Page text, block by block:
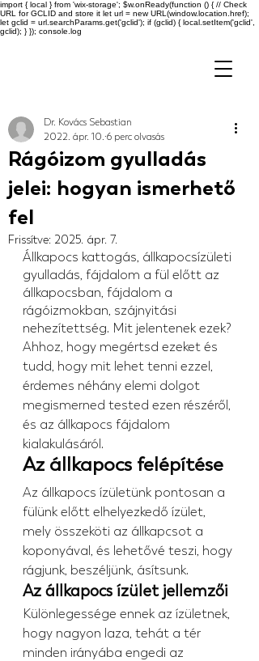
import { local } from 'wix-storage'; $w.onReady(function () { // Check
URL for GCLID and store it let url = new URL(window.location.href);
let gclid = url.searchParams.get('gclid'); if (gclid) { local.setItem('gclid',
gclid); } }); console.log
Rágóizom gyulladás
jelei: hogyan ismerhető
fel
Dr. Kovács Sebastian
2022. ápr. 10. 6 perc olvasás
Frissítve: 2025. ápr. 7.
Állkapocs kattogás, állkapocsízületi
gyulladás, fájdalom a fül előtt az
állkapocsban, fájdalom a
rágóizmokban, szájnyitási
nehezítettség. Mit jelentenek ezek?
Ahhoz, hogy megértsd ezeket és
tudd, hogy mit lehet tenni ezzel,
érdemes néhány elemi dolgot
megismerned tested ezen részéről,
és az állkapocs fájdalom
kialakulásáról.
Az állkapocs felépítése
Az állkapocs ízületünk pontosan a
fülünk előtt elhelyezkedő ízület,
mely összeköti az állkapcsot a
koponyával, és lehetővé teszi, hogy
rágjunk, beszéljünk, ásítsunk.
Az állkapocs ízület jellemzői
Különlegessége ennek az ízületnek,
hogy nagyon laza, tehát a tér
minden irányába engedi az